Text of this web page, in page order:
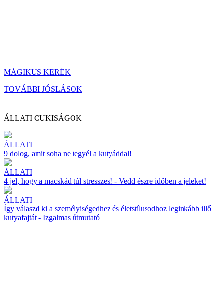
MÁGIKUS KERÉK
TOVÁBBI JÓSLÁSOK
ÁLLATI CUKISÁGOK
ÁLLATI
9 dolog, amit soha ne tegyél a kutyáddal!
ÁLLATI
4 jel, hogy a macskád túl stresszes! - Vedd észre időben a jeleket!
ÁLLATI
Így válaszd ki a személyiségedhez és életstílusodhoz leginkább illő
kutyafajtát - Izgalmas útmutató